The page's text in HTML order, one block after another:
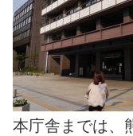
本庁舎までは、